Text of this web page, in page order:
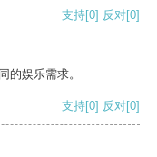
支持[0] 反对[0]
的娱乐需求。
支持[0] 反对[0]